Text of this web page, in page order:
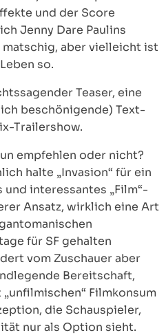
und der Score
Jenny Dare Paulins
aber vielleicht ist
so.
Teaser, eine
beschönigende) Text-
Trailershow.
empfehlen oder nicht?
halte „Invasion“ für ein
interessantes „Film“-
Ansatz, wirklich eine Art
für SF gehalten
vom Zuschauer aber
Bereitschaft,
Filmkonsum
die Schauspieler,
nur als Option sieht.